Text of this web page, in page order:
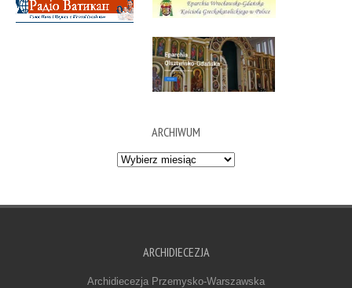
ARCHIWUM
Archiwum
ARCHIDIECEZJA
Archidiecezja Przemysko-Warszawska